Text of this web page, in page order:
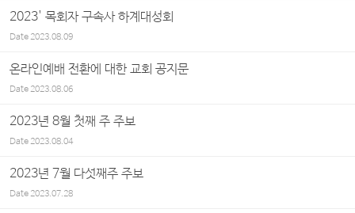
2023' 목회자 구속사 하계대성회
Date2023.08.09
온라인예배 전환에 대한 교회 공지문
Date2023.08.06
2023년 8월 첫째 주 주보
Date2023.08.04
2023년 7월 다섯째주 주보
Date2023.07.28